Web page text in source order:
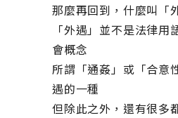
那麼再回到，什麼叫「
「外遇」並不是法律用
會概念
所謂「通姦」或「合意
遇的一種
但除此之外，還有很多